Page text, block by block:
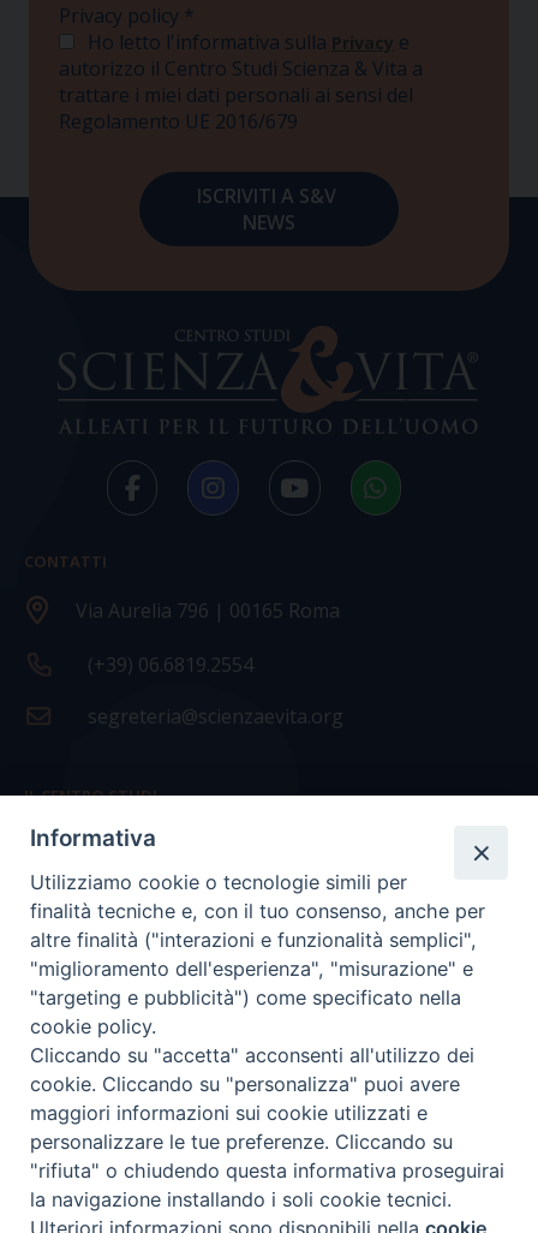
Privacy policy *
Ho letto l'informativa sulla Privacy e
autorizzo il Centro Studi Scienza & Vita a
trattare i miei dati personali ai sensi del
Regolamento UE 2016/679
CONTATTI
Via Aurelia 796 | 00165 Roma
(+39) 06.6819.2554
segreteria@scienzaevita.org
IL CENTRO STUDI
La nostra storia
Statuto
Presidenza e ufficio presidenza
Consiglio scientifico
Coordinamento nazionale
COPYRIGHT Scienza & Vita - C.F96600690588- Tutti i
diritti -Privacy- Credits
Informativa
Utilizziamo cookie o tecnologie simili per
finalità tecniche e, con il tuo consenso, anche per
altre finalità ("interazioni e funzionalità semplici",
"miglioramento dell'esperienza", "misurazione" e
"targeting e pubblicità") come specificato nella
cookie policy.
Cliccando su "accetta" acconsenti all'utilizzo dei
cookie. Cliccando su "personalizza" puoi avere
maggiori informazioni sui cookie utilizzati e
personalizzare le tue preferenze. Cliccando su
"rifiuta" o chiudendo questa informativa proseguirai
la navigazione installando i soli cookie tecnici.